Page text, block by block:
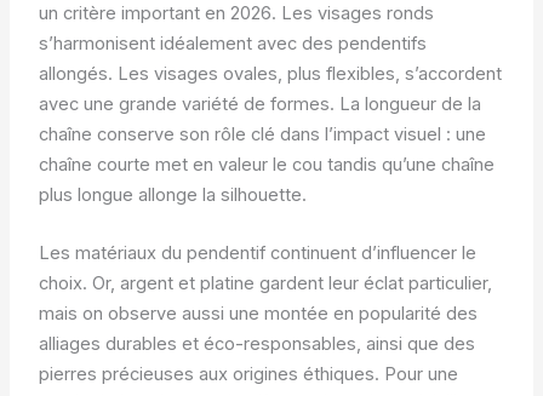
un critère important en 2026. Les visages ronds
s’harmonisent idéalement avec des pendentifs
allongés. Les visages ovales, plus flexibles, s’accordent
avec une grande variété de formes. La longueur de la
chaîne conserve son rôle clé dans l’impact visuel : une
chaîne courte met en valeur le cou tandis qu’une chaîne
plus longue allonge la silhouette.
Les matériaux du pendentif continuent d’influencer le
choix. Or, argent et platine gardent leur éclat particulier,
mais on observe aussi une montée en popularité des
alliages durables et éco-responsables, ainsi que des
pierres précieuses aux origines éthiques. Pour une